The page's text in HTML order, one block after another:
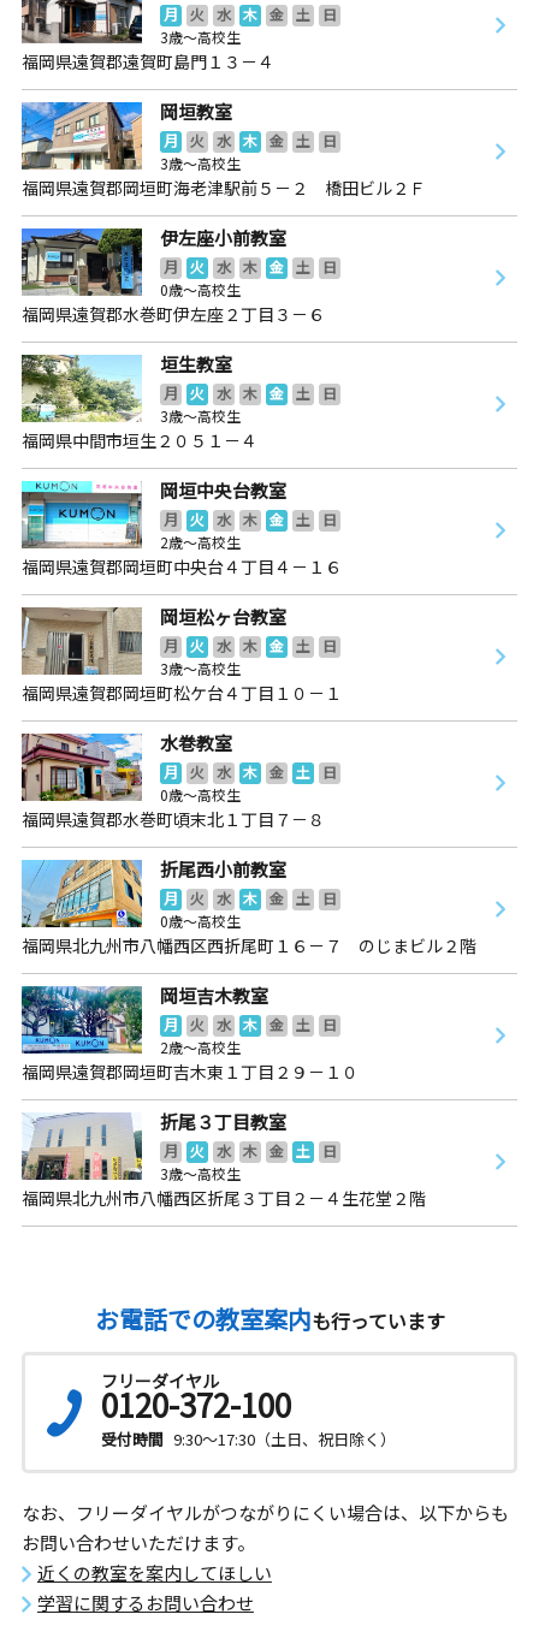
月 火 水 木 金 土
日
3歳～高校生
福岡県遠賀郡遠賀町島門１３－４
岡垣教室
月 火 水 木 金 土
日
3歳～高校生
福岡県遠賀郡岡垣町海老津駅前５－２ 橋田ビル２Ｆ
伊左座小前教室
月 火 水 木 金 土
日
0歳～高校生
福岡県遠賀郡水巻町伊左座２丁目３－６
垣生教室
月 火 水 木 金 土
日
3歳～高校生
福岡県中間市垣生２０５１－４
岡垣中央台教室
月 火 水 木 金 土
日
2歳～高校生
福岡県遠賀郡岡垣町中央台４丁目４－１６
岡垣松ヶ台教室
月 火 水 木 金 土
日
3歳～高校生
福岡県遠賀郡岡垣町松ケ台４丁目１０－１
水巻教室
月 火 水 木 金 土
日
0歳～高校生
福岡県遠賀郡水巻町頃末北１丁目７－８
折尾西小前教室
月 火 水 木 金 土
日
0歳～高校生
福岡県北九州市八幡西区西折尾町１６－７ のじまビル２階
岡垣吉木教室
月 火 水 木 金 土
日
2歳～高校生
福岡県遠賀郡岡垣町吉木東１丁目２９－１０
折尾３丁目教室
月 火 水 木 金 土
日
3歳～高校生
福岡県北九州市八幡西区折尾３丁目２－４生花堂２階
お電話での教室案内も行っています
フリーダイヤル
0120-372-100
受付時間 9:30～17:30（土日、祝日除く）
なお、フリーダイヤルがつながりにくい場合は、以下からも
お問い合わせいただけます。
近くの教室を案内してほしい
学習に関するお問い合わせ